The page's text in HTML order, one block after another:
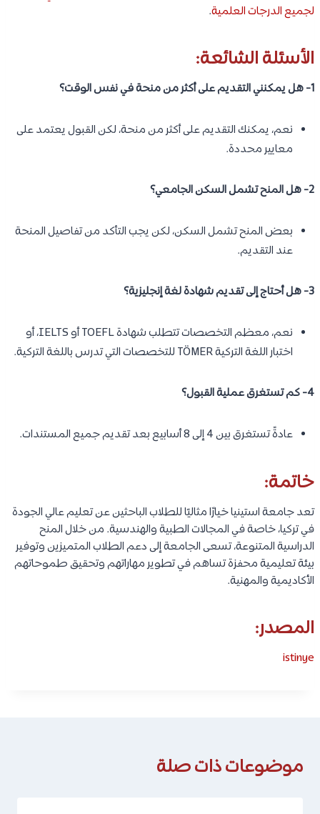
لجميع الدرجات العلمية.
الأسئلة الشائعة:
1- هل يمكنني التقديم على أكثر من منحة في نفس الوقت؟
نعم، يمكنك التقديم على أكثر من منحة، لكن القبول يعتمد على
معايير محددة.
2- هل المنح تشمل السكن الجامعي؟
بعض المنح تشمل السكن، لكن يجب التأكد من تفاصيل المنحة
عند التقديم.
3- هل أحتاج إلى تقديم شهادة لغة إنجليزية؟
نعم، معظم التخصصات تتطلب شهادة TOEFL أو IELTS، أو
اختبار اللغة التركية TÖMER للتخصصات التي تدرس باللغة التركية.
4- كم تستغرق عملية القبول؟
عادةً تستغرق بين 4 إلى 8 أسابيع بعد تقديم جميع المستندات.
خاتمة:
تعد جامعة استينيا خيارًا مثاليًا للطلاب الباحثين عن تعليم عالي الجودة
في تركيا، خاصة في المجالات الطبية والهندسية. من خلال المنح
الدراسية المتنوعة، تسعى الجامعة إلى دعم الطلاب المتميزين وتوفير
بيئة تعليمية محفزة تساهم في تطوير مهاراتهم وتحقيق طموحاتهم
الأكاديمية والمهنية.
المصدر:
istinye
موضوعات ذات صلة